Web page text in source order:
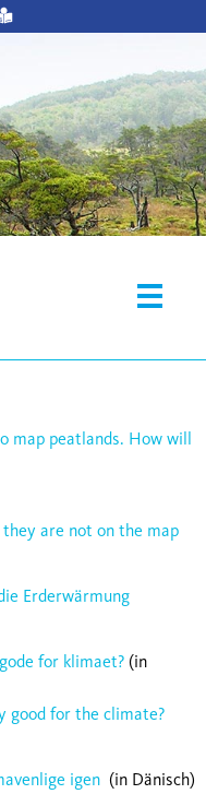
map peatlands. How will
are not on the map
Erderwärmung
for klimaet? (in
good for the climate?
igen (in Dänisch)